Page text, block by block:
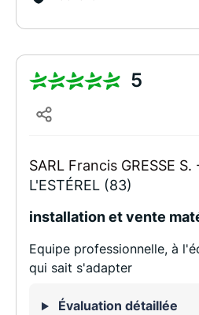
5
SARL Francis GRESSE S.
L'ESTÉREL (83)
installation et vente
Equipe professionnelle, à
qui sait s'adapter
Évaluation détaillée